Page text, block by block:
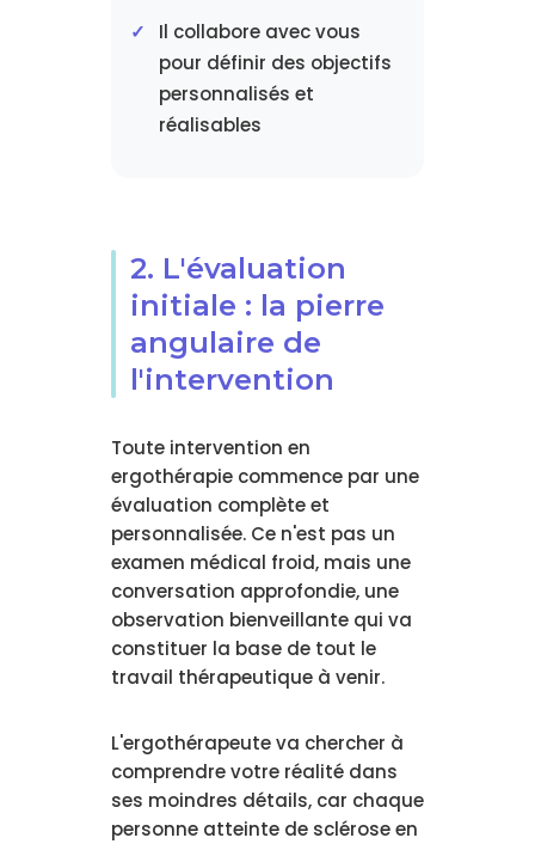
Il collabore avec vous
pour définir des objectifs
personnalisés et
réalisables
2. L'évaluation
initiale : la pierre
angulaire de
l'intervention
Toute intervention en
ergothérapie commence par une
évaluation complète et
personnalisée. Ce n'est pas un
examen médical froid, mais une
conversation approfondie, une
observation bienveillante qui va
constituer la base de tout le
travail thérapeutique à venir.
L'ergothérapeute va chercher à
comprendre votre réalité dans
ses moindres détails, car chaque
personne atteinte de sclérose en